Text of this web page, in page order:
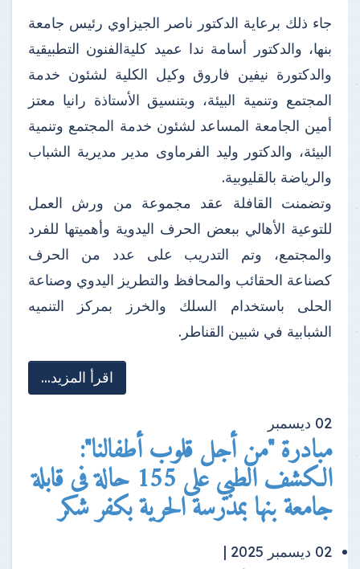
جاء ذلك برعاية الدكتور ناصر الجيزاوي رئيس جامعة
بنها، والدكتور أسامة ندا عميد كليةالفنون التطبيقية
والدكتورة نيفين فاروق وكيل الكلية لشئون خدمة
المجتمع وتنمية البيئة، وبتنسيق الأستاذة رانيا معتز
أمين الجامعة المساعد لشئون خدمة المجتمع وتنمية
البيئة، والدكتور وليد الفرماوى مدير مديرية الشباب
والرياضة بالقليوبية.
وتضمنت القافلة عقد مجموعة من ورش العمل
للتوعية الأهالي ببعض الحرف اليدوية وأهميتها للفرد
والمجتمع، وتم التدريب على عدد من الحرف
كصناعة الحقائب والمحافظ والتطريز اليدوي وصناعة
الحلى باستخدام السلك والخرز بمركز التنميه
الشبابية في شبين القناطر.
اقرأ المزيد...
02 ديسمبر
مبادرة "من أجل قلوب أطفالنا":
الكشف الطبي على 155 حالة فى قابلة
جامعة بنها بمدرسة الحرية بكفر شكر
02 ديسمبر 2025 |